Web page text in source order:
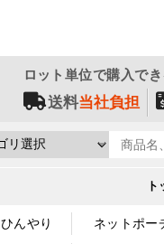
ロット単位で購入で
送料当社負担
ひんやり ネットポー